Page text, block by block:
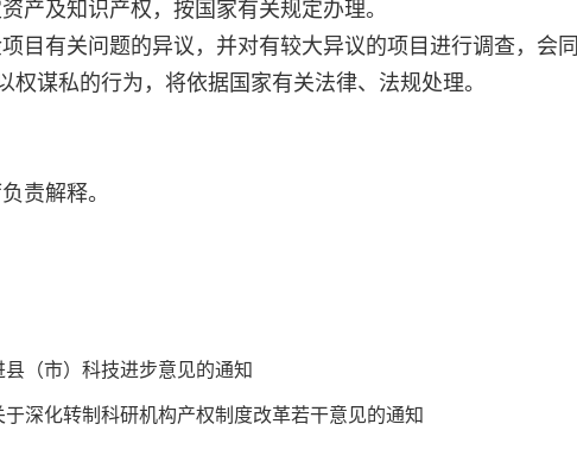
及知识产权，按国家有关规定办理。
目有关问题的异议，并对有较大异议的项目进行调查，会
谋私的行为，将依据国家有关法律、法规处理。
责解释。
（市）科技进步意见的通知
深化转制科研机构产权制度改革若干意见的通知